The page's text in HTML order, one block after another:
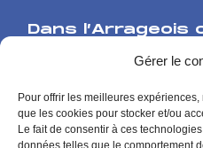
Gérer le
Pour offrir les meilleures
que les cookies pour stocker et/ou
Le fait de consentir à ces
données telles que le comportement
Dans l’Arrageois
Venez me
17 Boulevard de
62000 Arras
126 rue de